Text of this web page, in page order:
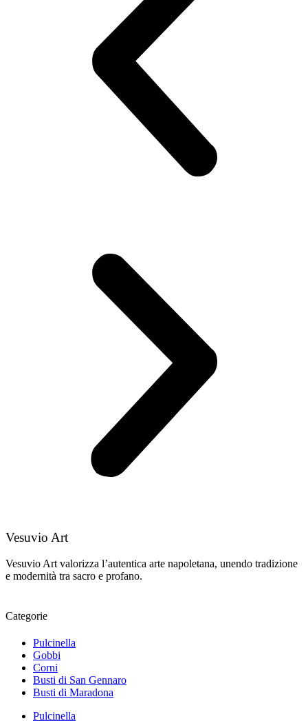
Vesuvio Art
Vesuvio Art valorizza l’autentica arte napoletana, unendo tradizione
e modernità tra sacro e profano.
Categorie
Pulcinella
Gobbi
Corni
Busti di San Gennaro
Busti di Maradona
Pulcinella